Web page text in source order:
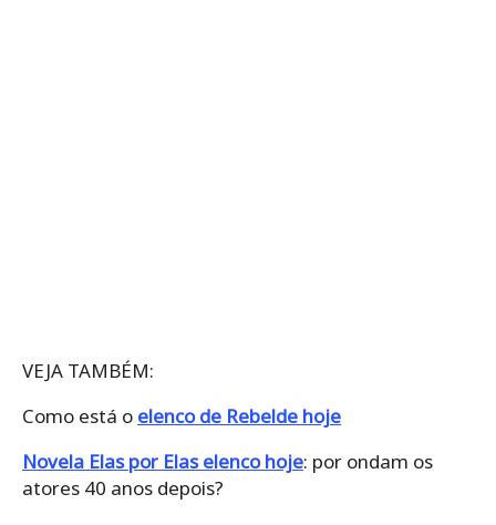
VEJA TAMBÉM:
Como está o elenco de Rebelde hoje
Novela Elas por Elas elenco hoje: por ondam os
atores 40 anos depois?